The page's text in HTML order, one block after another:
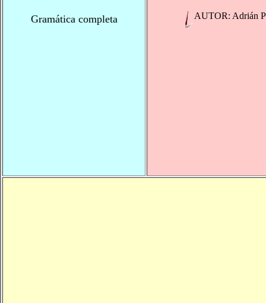
Gramática completa AUTOR: Adrián